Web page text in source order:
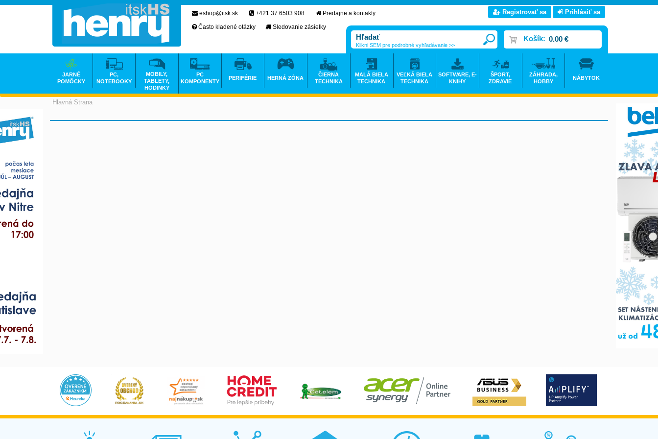
Hlavná Strana
eshop@itsk.sk +421 37 6503 908
Predajne a kontakty
Často kladené otázky
Sledovanie zásielky
Registrovať sa Prihlásiť sa
Košík: 0.00 €
Klikni SEM pre podrobné vyhľadávanie >>
JARNÉ
POMÔCKY
PC,
NOTEBOOKY
MOBILY,
TABLETY,
HODINKY
PC
KOMPONENTY
PERIFÉRIE HERNÁ ZÓNA
ČIERNA
TECHNIKA
MALÁ BIELA
TECHNIKA
VEĽKÁ BIELA
TECHNIKA
SOFTWARE, E-
KNIHY
ŠPORT,
ZDRAVIE
ZÁHRADA,
HOBBY
NÁBYTOK